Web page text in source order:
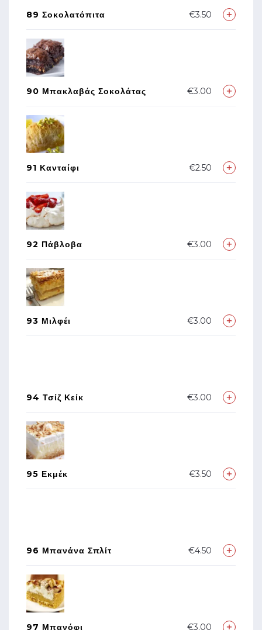
89 Σοκολατόπιτα €3.50
90 Μπακλαβάς Σοκολάτας €3.00
91 Κανταίφι €2.50
92 Πάβλοβα €3.00
93 Μιλφέι €3.00
94 Τσίζ Κείκ €3.00
95 Εκμέκ €3.50
96 Μπανάνα Σπλίτ €4.50
97 Μπανόφι €3.00